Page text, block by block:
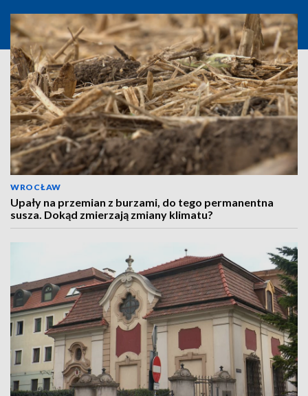
WROCŁAW
Upały na przemian z burzami, do tego permanentna
susza. Dokąd zmierzają zmiany klimatu?